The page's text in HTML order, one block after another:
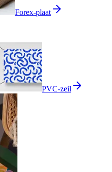
Forex-plaat
PVC-zeil